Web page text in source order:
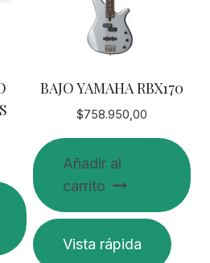
BAJO YAMAHA RBX170
$758.950,00
Añadir al
carrito
Vista rápida